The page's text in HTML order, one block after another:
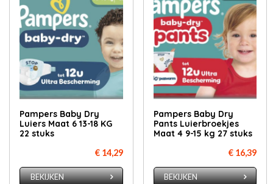
Pampers Baby Dry
Luiers Maat 6 13-18 KG
22 stuks
€ 14,29
BEKIJKEN
Pampers Baby Dry
Pants Luierbroekjes
Maat 4 9-15 kg 27 stuks
€ 16,39
BEKIJKEN